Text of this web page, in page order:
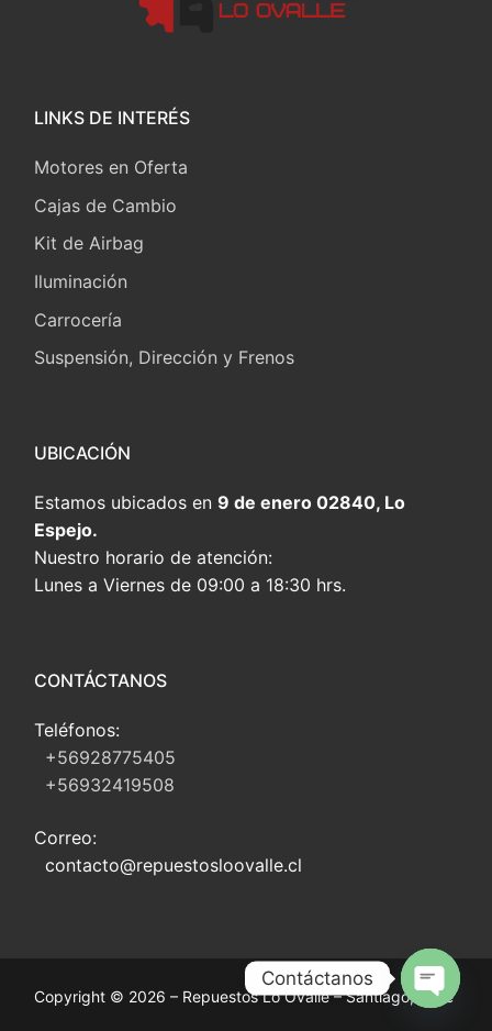
LINKS DE INTERÉS
Motores en Oferta
Cajas de Cambio
Kit de Airbag
Iluminación
Carrocería
Suspensión, Dirección y Frenos
UBICACIÓN
Estamos ubicados en 9 de enero 02840, Lo
Espejo.
Nuestro horario de atención:
Lunes a Viernes de 09:00 a 18:30 hrs.
CONTÁCTANOS
Teléfonos:
+56928775405
+56932419508
Correo:
contacto@repuestosloovalle.cl
Copyright © 2026 – Repuestos Lo Ovalle – Santiago, Chile
Contáctanos